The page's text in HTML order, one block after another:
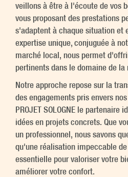
veillons à être à l'écoute de vos
vous proposant des prestations
s'adaptent à chaque situation et
expertise unique, conjuguée à
marché local, nous permet
pertinents dans le domaine de la
Notre approche repose sur la
des engagements pris envers
PROJET SOLOGNE le partenaire
idées en projets concrets. Que
un professionnel, nous savons
qu'une réalisation impeccable
essentielle pour valoriser votre
améliorer votre confort.